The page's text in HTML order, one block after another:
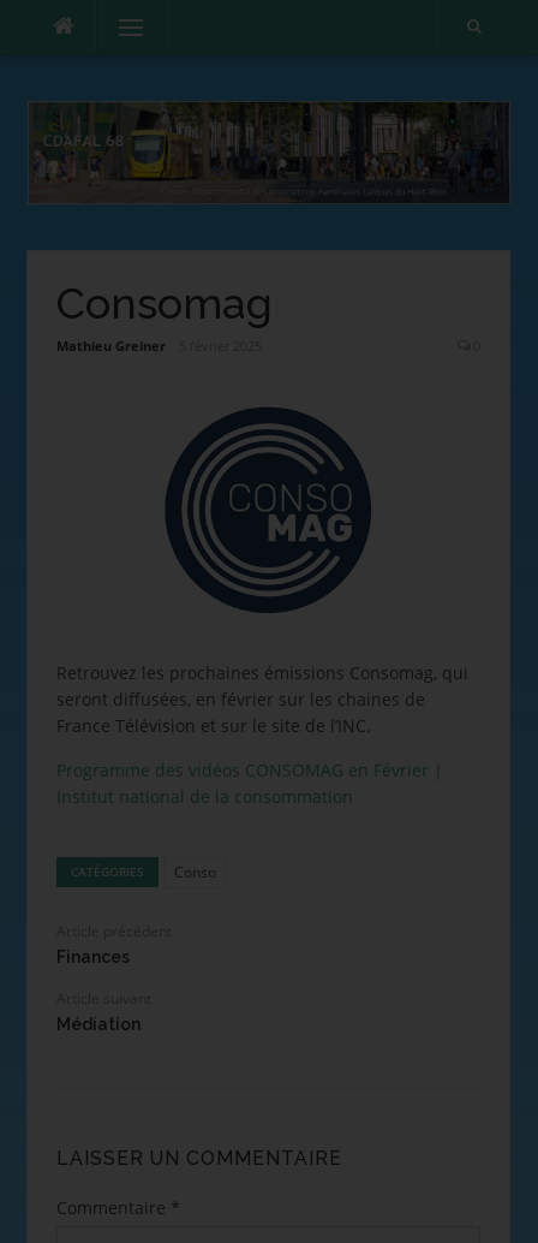
Menu
Consomag
Mathieu Greiner
Retrouvez les prochaines émissions Consomag, qui
seront diffusées, en février sur les chaines de
France Télévision et sur le site de l’INC.
Programme des vidéos CONSOMAG en Février |
Institut national de la consommation
CATÉGORIES Conso
Finances
Médiation
LAISSER UN COMMENTAIRE
Commentaire *